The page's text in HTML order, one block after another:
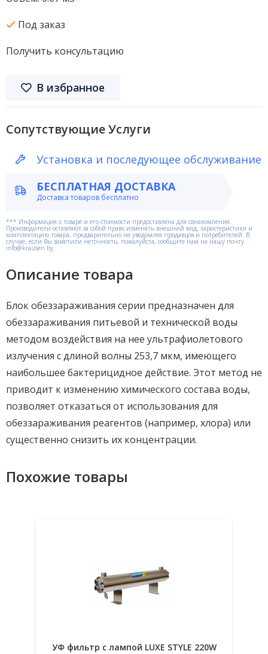
Под заказ
Получить консультацию
В избранное
Сопутствующие Услуги
Установка и последующее обслуживание
БЕСПЛАТНАЯ ДОСТАВКА
Доставка товаров бесплатно
*** Информация о товаре и его стоимости предоставлена для ознакомления.
Производители оставляют за собой право изменять внешний вид, характеристики и
комплектацию товара, предварительно не уведомляя продавцов и потребителей. В
случае, если Вы заметили неточность, пожалуйста, сообщите нам на нашу почту
info@krausen.by.
Описание товара
Блок обеззараживания серии предназначен для
обеззараживания питьевой и технической воды
методом воздействия на нее ультрафиолетового
излучения с длиной волны 253,7 мкм, имеющего
наибольшее бактерицидное действие. Этот метод не
приводит к изменению химического состава воды,
позволяет отказаться от использования для
обеззараживания реагентов (например, хлора) или
существенно снизить их концентрации.
Похожие товары
УФ фильтр с лампой LUXE STYLE 220W